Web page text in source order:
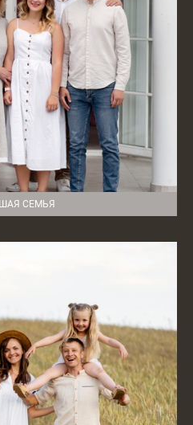
СЕМЬЯ